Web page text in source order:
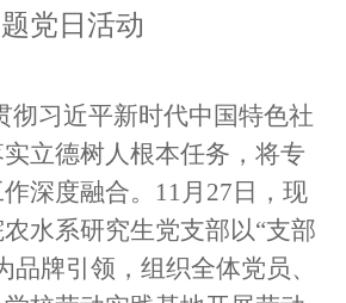
党 日活动
彻习近平新时代中国特色社
立德树人根本任务，将专
深度融合。11月27日，现
水系研究生党支部以“支部
品牌引领，组织全体党员、